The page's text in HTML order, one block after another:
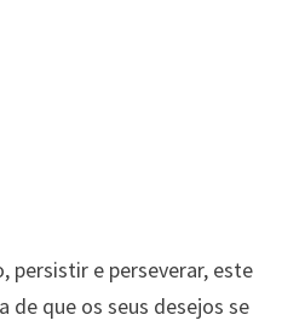
persistir e perseverar, este
de que os seus desejos se